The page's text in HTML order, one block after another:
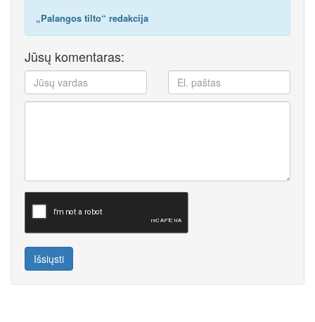
„Palangos tilto“ redakcija
Jūsų komentaras:
Išsiųsti